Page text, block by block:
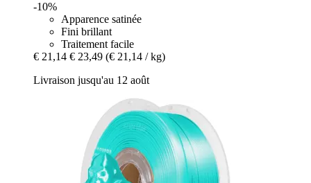
-10%
Apparence satinée
Fini brillant
Traitement facile
€ 21,14 € 23,49 (€ 21,14 / kg)
Livraison jusqu'au 12 août